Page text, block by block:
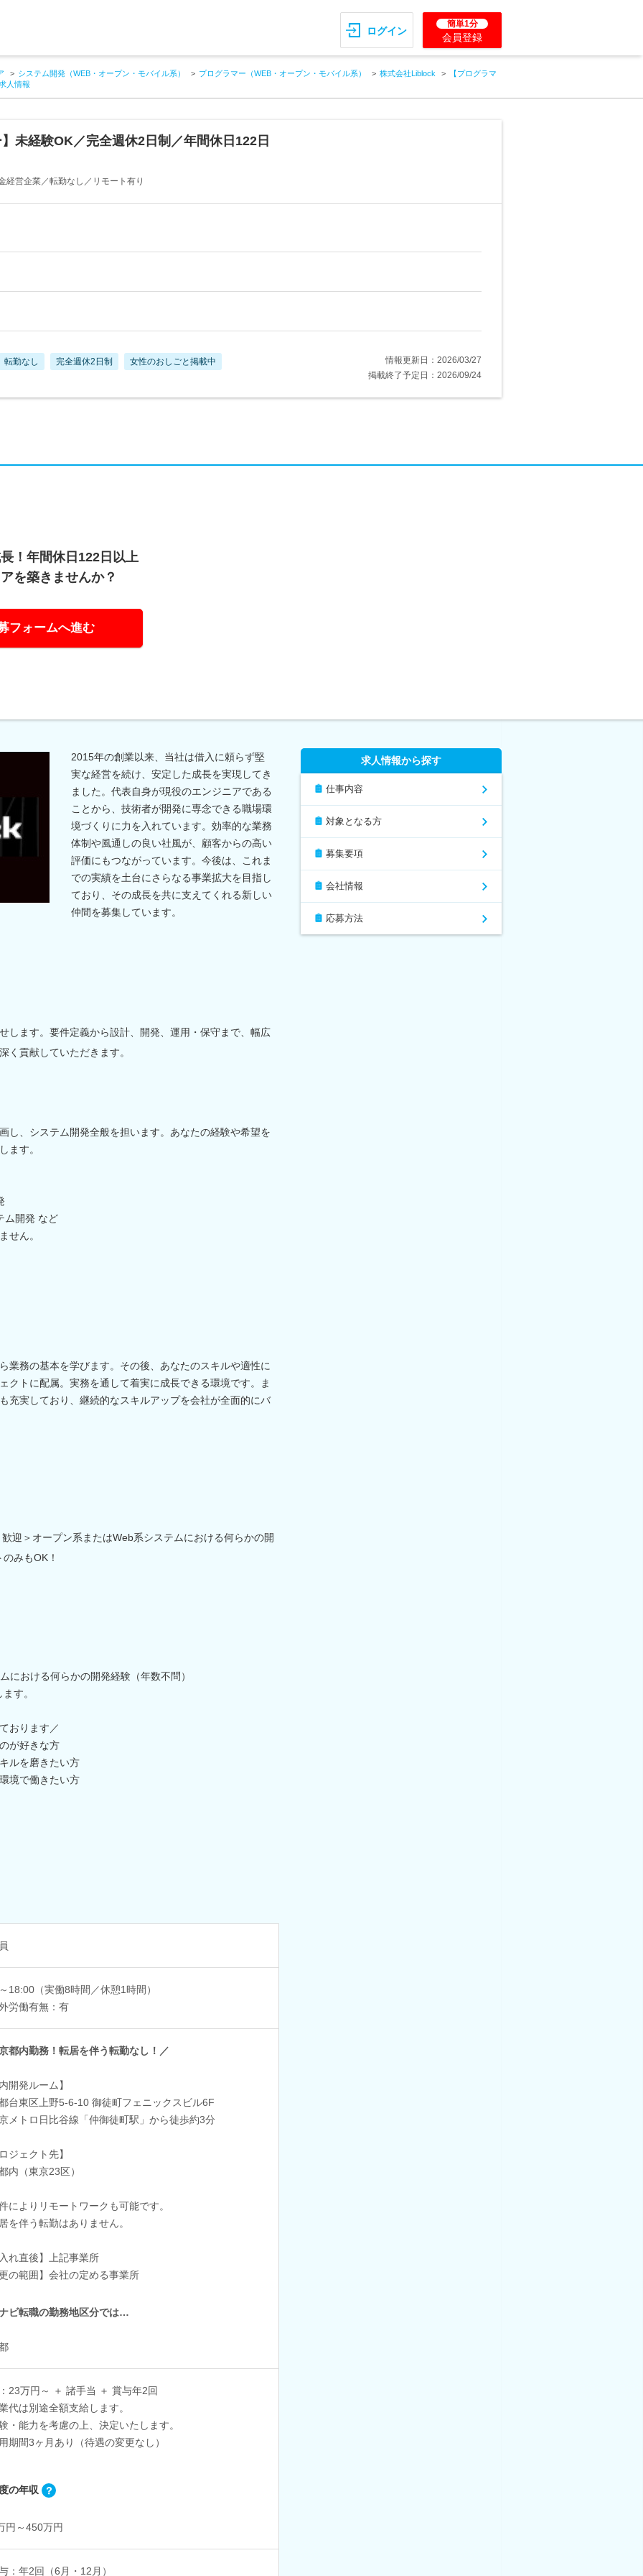
ログイン
簡単1分
会員登録
システム開発（WEB・オープン・モバイル系） プログラマー（WEB・オープン・モバイル系） 株式会社Liblock
【プログラマ
人情報
未経験OK／完全週休2日制／年間休日122日
経営企業／転勤なし／リモート有り
転勤なし 完全週休2日制 女性のおしごと掲載中
情報更新日：2026/03/27
掲載終了予定日：2026/09/24
！年間休日122日以上
を築きませんか？
フォームへ進む
2015年の創業以来、当社は借入に頼らず堅
実な経営を続け、安定した成長を実現してき
ました。代表自身が現役のエンジニアである
ことから、技術者が開発に専念できる職場環
境づくりに力を入れています。効率的な業務
体制や風通しの良い社風が、顧客からの高い
評価にもつながっています。今後は、これま
での実績を土台にさらなる事業拡大を目指し
ており、その成長を共に支えてくれる新しい
仲間を募集しています。
します。要件定義から設計、開発、運用・保守まで、幅広
く貢献していただきます。
し、システム開発全般を担います。あなたの経験や希望を
ます。
ム開発 など
せん。
業務の基本を学びます。その後、あなたのスキルや適性に
クトに配属。実務を通して着実に成長できる環境です。ま
充実しており、継続的なスキルアップを会社が全面的にバ
迎＞オープン系またはWeb系システムにおける何らかの開
みもOK！
おける何らかの開発経験（年数不問）
す。
おります／
が好きな方
ルを磨きたい方
境で働きたい方
18:00（実働8時間／休憩1時間）
労働有無：有
都内勤務！転居を伴う転勤なし！／
開発ルーム】
台東区上野5-6-10 御徒町フェニックスビル6F
メトロ日比谷線「仲御徒町駅」から徒歩約3分
ジェクト先】
内（東京23区）
によりリモートワークも可能です。
を伴う転勤はありません。
れ直後】上記事業所
の範囲】会社の定める事業所
ビ転職の勤務地区分では…
23万円～ ＋ 諸手当 ＋ 賞与年2回
代は別途全額支給します。
・能力を考慮の上、決定いたします。
期間3ヶ月あり（待遇の変更なし）
の年収
円～450万円
：年2回（6月・12月）
求人情報から探す
仕事内容
対象となる方
募集要項
会社情報
応募方法